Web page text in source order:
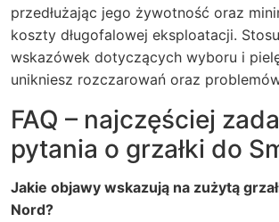
przedłużając jego żywotność oraz
koszty długofalowej eksploatacji.
wskazówek dotyczących wyboru i
unikniesz rozczarowań oraz
FAQ – najczęściej
pytania o grzałki do
Jakie objawy wskazują na zużytą
Nord?